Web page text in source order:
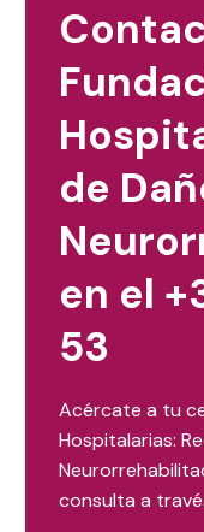
de
en el
53
Acércate a tu
Hospitalarias:
consulta a